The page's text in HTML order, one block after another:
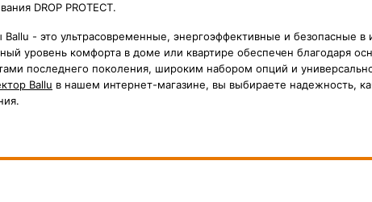
DROP PROTECT.
- это ультрасовременные, энергоэффективные и безопасные в
уровень комфорта в доме или квартире обеспечен благодаря
последнего поколения, широким набором опций и
Ballu в нашем интернет-магазине, вы выбираете надежность,